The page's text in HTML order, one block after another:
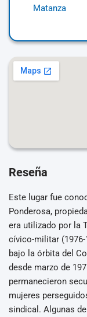
Matanza
Reseña
Este lugar fue
Ponderosa,
era utilizado por la
cívico-militar
bajo la órbita del
desde marzo de
permanecieron
mujeres
sindical. Algunas